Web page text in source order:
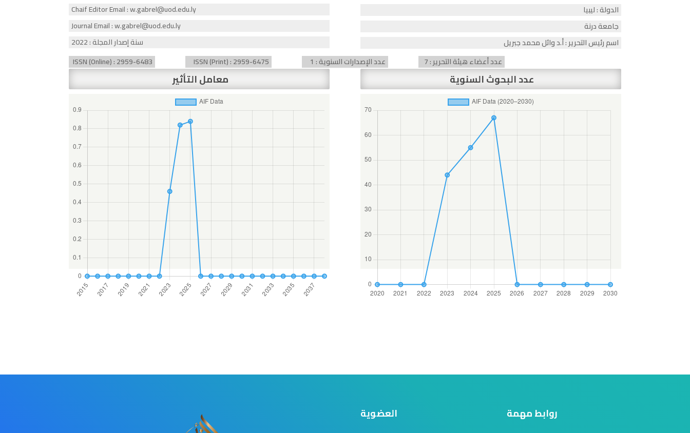
Chaif Editor Email : w.gabrel@uod.edu.ly
Journal Email : w.gabrel@uod.edu.ly
سنة إصدار المجلة : 2022
الدولة : ليبيا
جامعة درنة
اسم رئيس التحرير : أ.د وائل محمد جبريل
ISSN (Online) : 2959-6483
ISSN (Print) : 2959-6475 عدد الإصدارات السنوية : 1 عدد أعضاء هيئة التحرير : 7
معامل التأثير عدد البحوث السنوية
العضوية روابط مهمة